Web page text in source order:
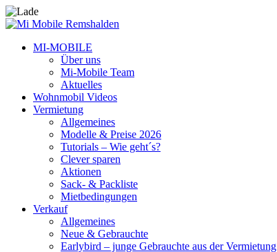
MI-MOBILE
Über uns
Mi-Mobile Team
Aktuelles
Wohnmobil Videos
Vermietung
Allgemeines
Modelle & Preise 2026
Tutorials – Wie geht´s?
Clever sparen
Aktionen
Sack- & Packliste
Mietbedingungen
Verkauf
Allgemeines
Neue & Gebrauchte
Earlybird – junge Gebrauchte aus der Vermietung